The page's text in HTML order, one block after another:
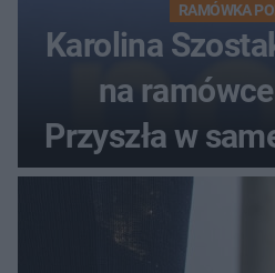
RAMÓWKA
Karolina
na
Przyszła w